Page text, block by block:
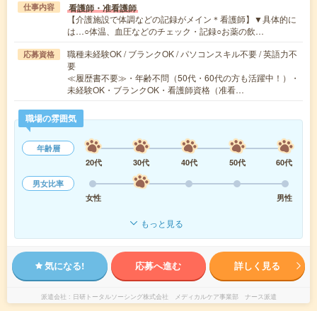
仕事内容 看護師・准看護師
【介護施設で体調などの記録がメイン＊看護師】▼具体的に
は…○体温、血圧などのチェック・記録○お薬の飲…
応募資格
職種未経験OK / ブランクOK / パソコンスキル不要 / 英語力不
要
≪履歴書不要≫・年齢不問（50代・60代の方も活躍中！）・
未経験OK・ブランクOK・看護師資格（准看…
職場の雰囲気
年齢層
20代
30代 40代 50代
60代
男女比率
女性
男性
もっと見る
気になる! 応募へ進む 詳しく見る
派遣会社 日研トータルソーシング株式会社 メディカルケア事業部 ナース派遣